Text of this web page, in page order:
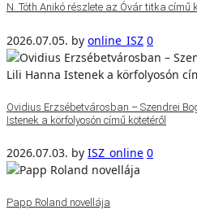
N. Tóth Anikó részlete az Óvár titka című
2026.07.05. by online_ISZ 0
Ovidius Erzsébetvárosban – Szendrei
Istenek a körfolyosón című kötetéről
2026.07.03. by ISZ_online 0
Papp Roland novellája